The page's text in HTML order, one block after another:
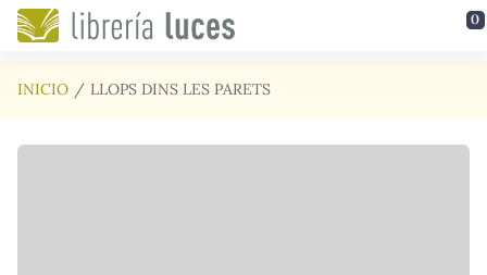
Saltar al contenido principal 0
INICIO LLOPS DINS LES PARETS